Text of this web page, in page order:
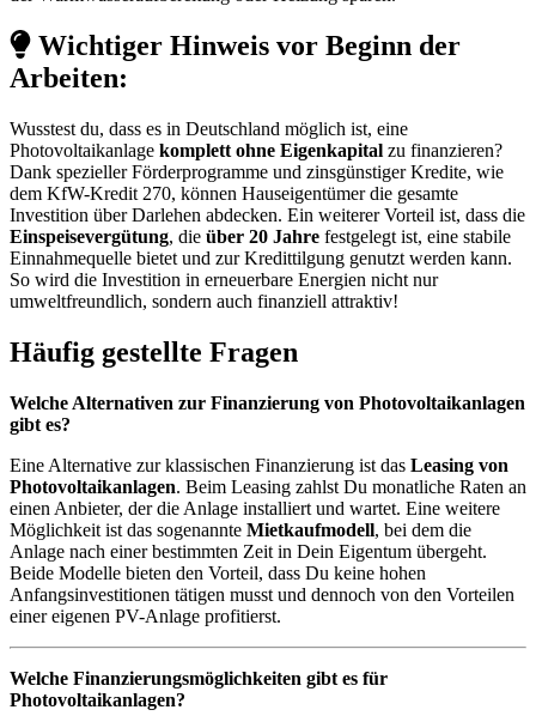
Wichtiger Hinweis vor Beginn der
Arbeiten:
Wusstest du, dass es in Deutschland möglich ist, eine
Photovoltaikanlage komplett ohne Eigenkapital zu finanzieren?
Dank spezieller Förderprogramme und zinsgünstiger Kredite, wie
dem KfW-Kredit 270, können Hauseigentümer die gesamte
Investition über Darlehen abdecken. Ein weiterer Vorteil ist, dass die
Einspeisevergütung, die über 20 Jahre festgelegt ist, eine stabile
Einnahmequelle bietet und zur Kredittilgung genutzt werden kann.
So wird die Investition in erneuerbare Energien nicht nur
umweltfreundlich, sondern auch finanziell attraktiv!
Häufig gestellte Fragen
Welche Alternativen zur Finanzierung von Photovoltaikanlagen
gibt es?
Eine Alternative zur klassischen Finanzierung ist das Leasing von
Photovoltaikanlagen. Beim Leasing zahlst Du monatliche Raten an
einen Anbieter, der die Anlage installiert und wartet. Eine weitere
Möglichkeit ist das sogenannte Mietkaufmodell, bei dem die
Anlage nach einer bestimmten Zeit in Dein Eigentum übergeht.
Beide Modelle bieten den Vorteil, dass Du keine hohen
Anfangsinvestitionen tätigen musst und dennoch von den Vorteilen
einer eigenen PV-Anlage profitierst.
Welche Finanzierungsmöglichkeiten gibt es für
Photovoltaikanlagen?